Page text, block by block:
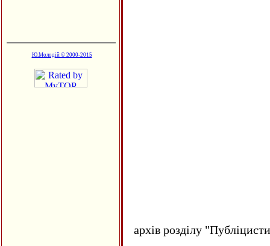
Ю.Молодій © 2000-2015
архів розділу